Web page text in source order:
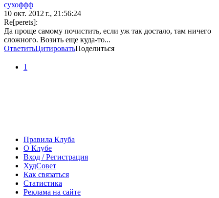
сухоффф
10 окт. 2012 г., 21:56:24
Re[perets]:
Да проще самому почистить, если уж так достало, там ничего
сложного. Возить еще куда-то...
ОтветитьЦитироватьПоделиться
1
Правила Клуба
О Клубе
Вход / Регистрация
ХудСовет
Как связаться
Статистика
Реклама на сайте